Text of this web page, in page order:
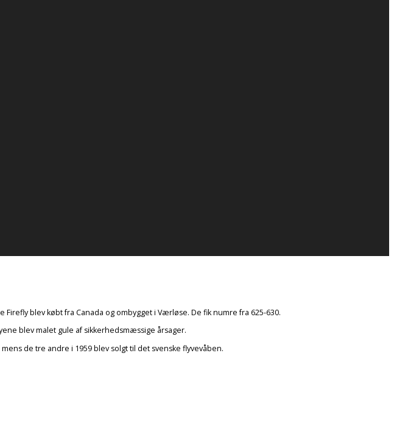
blev købt fra Canada og ombygget i Værløse. De fik numre fra 625-630.
blev malet gule af sikkerhedsmæssige årsager.
de tre andre i 1959 blev solgt til det svenske flyvevåben.